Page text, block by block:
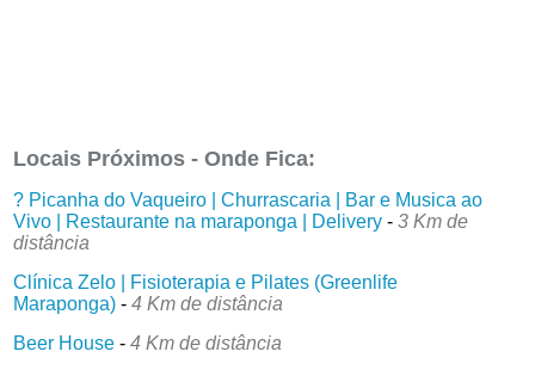
Locais Próximos - Onde Fica:
? Picanha do Vaqueiro | Churrascaria | Bar e Musica ao
Vivo | Restaurante na maraponga | Delivery -3 Km de
distância
Clínica Zelo | Fisioterapia e Pilates (Greenlife
Maraponga) -4 Km de distância
Beer House -4 Km de distância